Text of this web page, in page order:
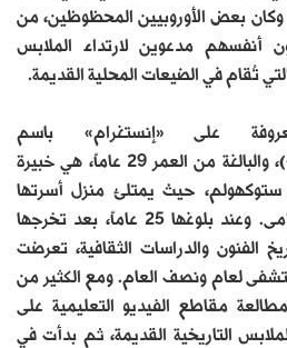
وكان بعض الأوروبيين المحظوظين، من
أنفسهم مدعوين لارتداء الملابس
تُقام في الضيعات المحلية القديمة.
على «إنستغرام» باسم
(@comtesse_comtesse)، والبالغة من العمر 29 عاماً، هي خبيرة
حيث يمتلئ منزل أسرتها
هناك بتصاوير الأسلاف القدامى. وعند بلوغها 25 عاماً، بعد تخرجها
الفنون والدراسات الثقافية، تعرضت
لعام ونصف العام. ومع الكثير من
مقاطع الفيديو التعليمية على
التاريخية القديمة، ثم بدأت في